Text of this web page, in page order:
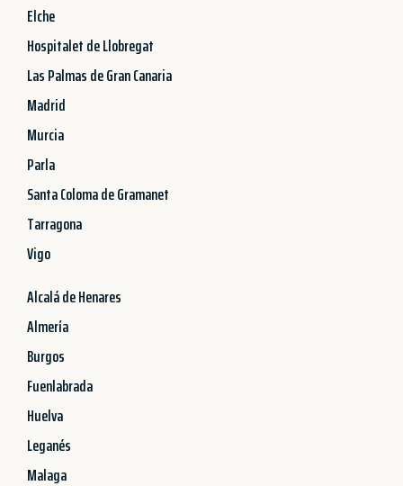
Elche
Hospitalet de Llobregat
Las Palmas de Gran Canaria
Madrid
Murcia
Parla
Santa Coloma de Gramanet
Tarragona
Vigo
Alcalá de Henares
Almería
Burgos
Fuenlabrada
Huelva
Leganés
Malaga